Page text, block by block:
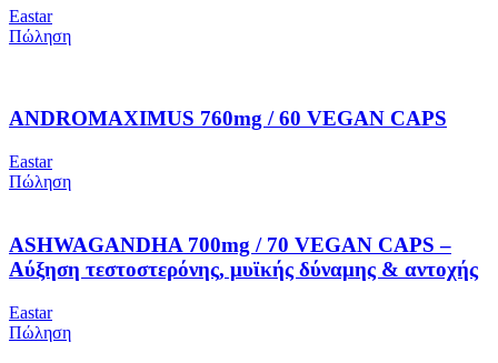
Eastar
Πώληση
ANDROMAXIMUS 760mg / 60 VEGAN CAPS
Eastar
Πώληση
ASHWAGANDHA 700mg / 70 VEGAN CAPS –
Αύξηση τεστοστερόνης, μυϊκής δύναμης & αντοχής
Eastar
Πώληση